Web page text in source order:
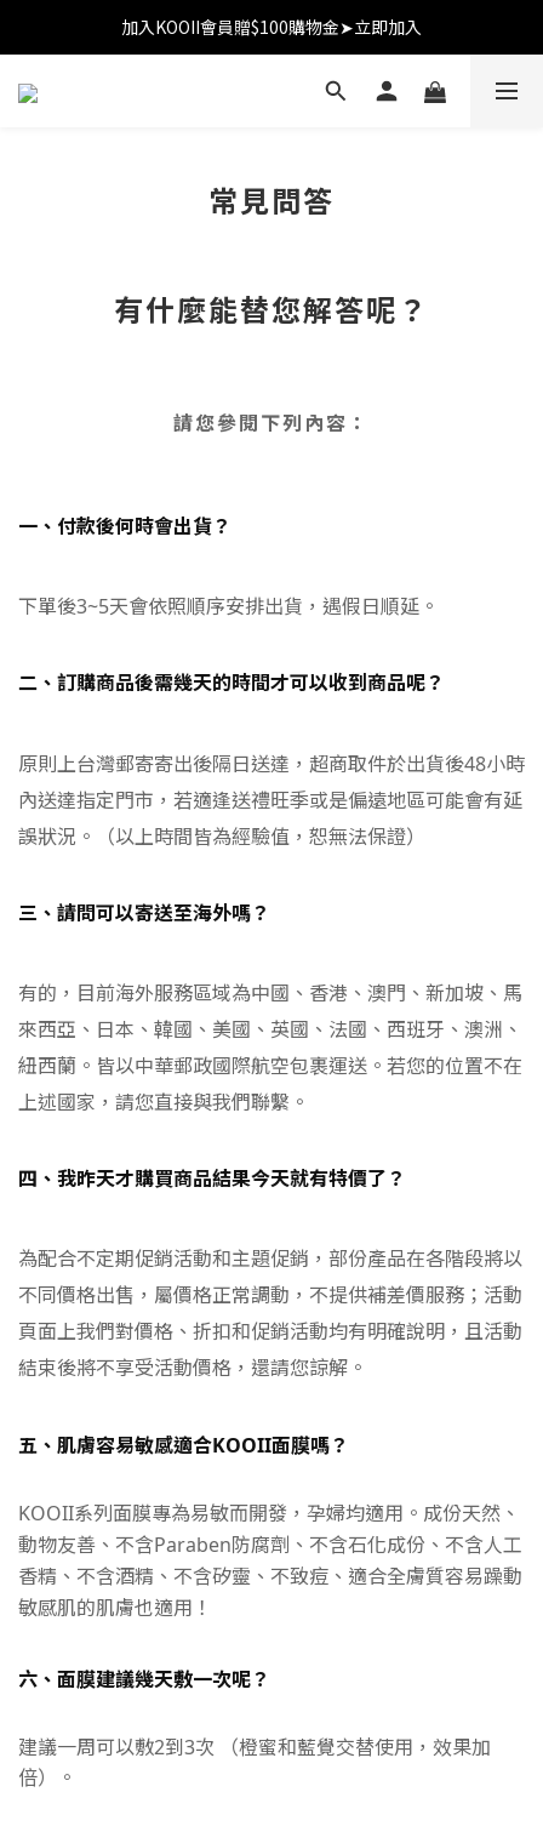
加入KOOII會員贈$100購物金➤立即加入
加入KOOII會員贈$100購物金➤立即加入
全館$3,000免運
常見問答
有什麼能替您解答呢？
請您參閱下列內容：
一、付款後何時會出貨？
下單後3~5天會依照順序安排出貨，遇假日順延。
二、訂購商品後需幾天的時間才可以收到商品呢？
原則上台灣郵寄寄出後隔日送達，超商取件於出貨後48小時
內送達指定門市，若適逢送禮旺季或是偏遠地區可能會有延
誤狀況。
（以上時間皆為經驗值，恕無法保證）
三、請問可以寄送至海外嗎？
有的，目前海外服務區域為中國、香港、澳門、新加坡、馬
來西亞、日本、韓國、美國、英國、法國、西班牙、澳洲、
紐西蘭 。皆以中華郵政國際航空包裹運送。 若您的位置不在
上述國家，請您直接與我們聯繫。
四、我昨天才購買商品結果今天就有特價了？
為配合不定期促銷活動和主題促銷，部份產品在各階段將以
不同價格出售，屬價格正常調動，不提供補差價服務； 活動
頁面上我們對價格、折扣和促銷活動均有明確說明，且活動
結束後將不享受活動價格，還請您諒解。
五、肌膚容易敏感適合KOOII面膜嗎？
KOOII系列面膜專為易敏而開發，孕婦均適用 。成份天然、
動物友善、不含Paraben防腐劑 、 不含石化成份 、 不含人工
香精 、 不含酒精 、 不含矽靈 、 不致痘 、 適合全膚質容易躁動
敏感肌的肌膚也適用！
六、面膜建議幾天敷一次呢？
建議一周可以敷2到3次 （橙蜜和藍覺交替使用，效果加
倍）。